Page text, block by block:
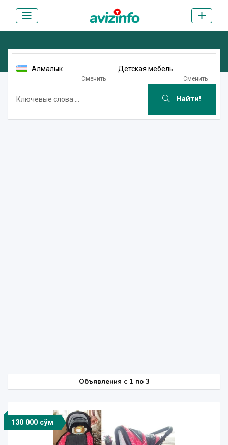
Алмалык
Сменить
Детская мебель
Сменить
Найти!
Объявления c 1 по 3
130 000 сўм